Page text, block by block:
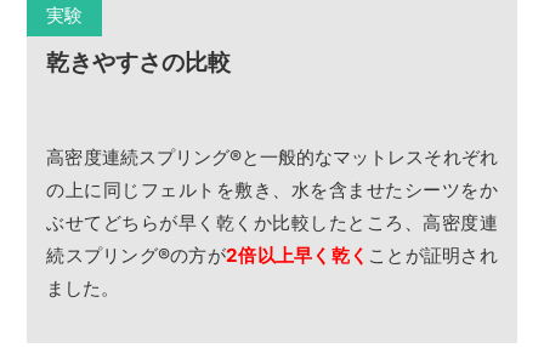
実験
乾きやすさの比較
高密度連続スプリング®と一般的なマットレスそれぞれ
の上に同じフェルトを敷き、水を含ませたシーツをか
ぶせてどちらが早く乾くか比較したところ、高密度連
続スプリング®の方が2倍以上早く乾く ことが証明され
ました。